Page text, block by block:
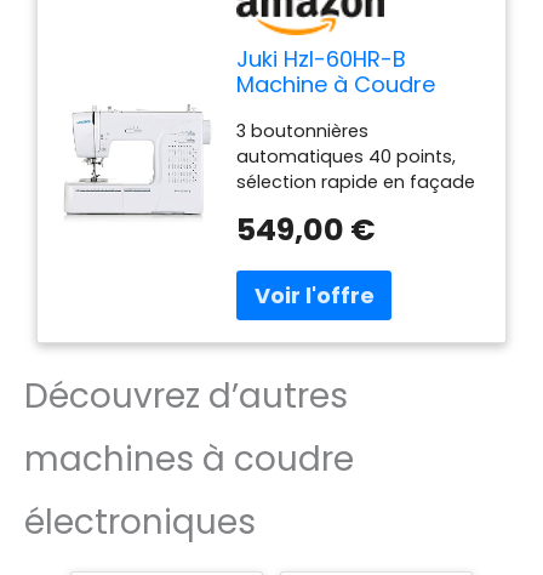
Juki Hzl-60HR-B
Machine à Coudre
Blanc, 40 x 18, 8 x 29
cm
3 boutonnières
automatiques 40 points,
sélection rapide en façade
aiguille Boutons de
ABAISSAGE de griffe pour
QUILTING Châssis métal,
LANGUE FRANÇAISE Produit
destiné à la France, en
ne couvrira que les produits
549,00 €
Découvrez d’autres
machines à coudre
électroniques